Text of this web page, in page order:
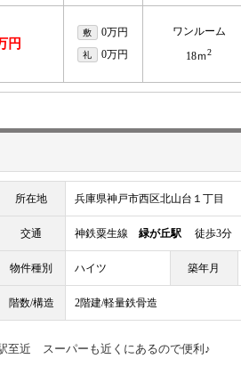
円
敷 0万円
礼 0万円
ワンルーム
18ｍ2
所在地 兵庫県神戸市西区北山台１丁目
交通 神鉄粟生線 緑が丘駅徒歩3分
物件種別 ハイツ 築年月
階数/構造 2階建/軽量鉄骨造
至近 スーパーも近くにあるので便利♪